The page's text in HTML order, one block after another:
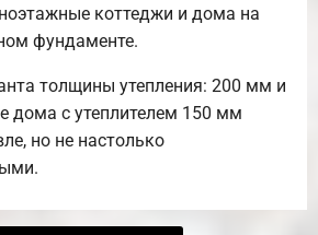
коттеджи и дома на
фундаменте.
толщины утепления: 200 мм и
дома с утеплителем 150 мм
но не настолько